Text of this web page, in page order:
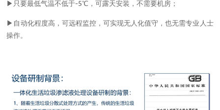
▶只要最低气温不低于-5℃，可露天安装，不需要机房；
▶自动化程度高，可远程监控，可实现无人化值守，也无需专业人士
操作。